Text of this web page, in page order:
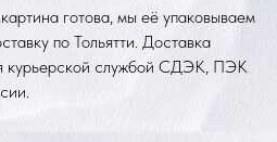
готова, мы её упаковываем
по Тольятти. Доставка
курьерской службой СДЭК, ПЭК